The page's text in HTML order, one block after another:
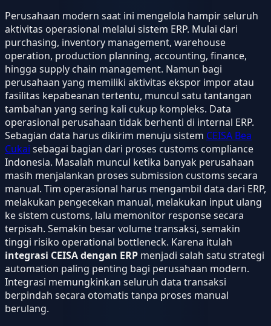
Perusahaan modern saat ini mengelola hampir seluruh
aktivitas operasional melalui sistem ERP. Mulai dari
purchasing, inventory management, warehouse
operation, production planning, accounting, finance,
hingga supply chain management. Namun bagi
perusahaan yang memiliki aktivitas ekspor impor atau
fasilitas kepabeanan tertentu, muncul satu tantangan
tambahan yang sering kali cukup kompleks. Data
operasional perusahaan tidak berhenti di internal ERP.
Sebagian data harus dikirim menuju sistem CEISA Bea
Cukai sebagai bagian dari proses customs compliance
Indonesia. Masalah muncul ketika banyak perusahaan
masih menjalankan proses submission customs secara
manual. Tim operasional harus mengambil data dari ERP,
melakukan pengecekan manual, melakukan input ulang
ke sistem customs, lalu memonitor response secara
terpisah. Semakin besar volume transaksi, semakin
tinggi risiko operational bottleneck. Karena itulah
integrasi CEISA dengan ERP menjadi salah satu strategi
automation paling penting bagi perusahaan modern.
Integrasi memungkinkan seluruh data transaksi
berpindah secara otomatis tanpa proses manual
berulang.